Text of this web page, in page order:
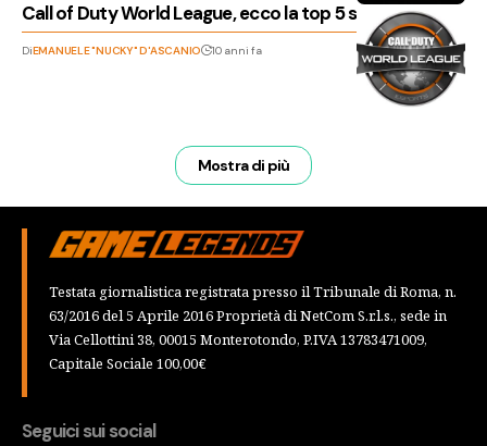
Call of Duty World League, ecco la top 5 settimanale!
DiEMANUELE "NUCKY" D'ASCANIO 10 anni fa
Mostra di più
Testata giornalistica registrata presso il Tribunale di Roma, n.
63/2016 del 5 Aprile 2016 Proprietà di NetCom S.r.l.s., sede in
Via Cellottini 38, 00015 Monterotondo, P.IVA 13783471009,
Capitale Sociale 100,00€
Seguici sui social